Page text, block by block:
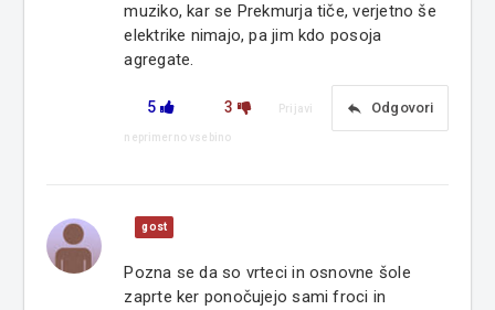
muziko, kar se Prekmurja tiče, verjetno še
elektrike nimajo, pa jim kdo posoja
agregate.
5 3 reply Odgovori
Prijavi
neprimerno vsebino
gost
Pozna se da so vrteci in osnovne šole
zaprte ker ponočujejo sami froci in